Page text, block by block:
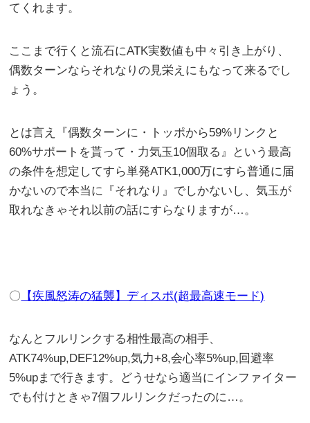
てくれます。
ここまで行くと流石にATK実数値も中々引き上がり、
偶数ターンならそれなりの見栄えにもなって来るでし
ょう。
とは言え『偶数ターンに・トッポから59%リンクと
60%サポートを貰って・力気玉10個取る』という最高
の条件を想定してすら単発ATK1,000万にすら普通に届
かないので本当に『それなり』でしかないし、気玉が
取れなきゃそれ以前の話にすらなりますが…。
〇 【疾風怒涛の猛襲】ディスポ(超最高速モード)
なんとフルリンクする相性最高の相手、
ATK74%up,DEF12%up,気力+8,会心率5%up,回避率
5%upまで行きます。どうせなら適当にインファイター
でも付けときゃ7個フルリンクだったのに…。